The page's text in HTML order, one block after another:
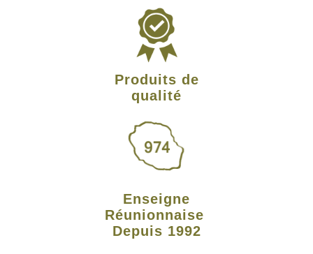
Produits de
qualité
Enseigne
Réunionnaise
Depuis 1992